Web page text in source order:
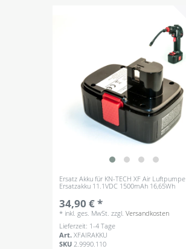
Ersatz Akku für KN-TECH XF Air Luftpumpe
Ersatzakku 11.1VDC 1500mAh 16,65Wh
34,90 € *
* inkl. ges. MwSt. zzgl.Versandkosten
Lieferzeit: 1-4 Tage
Art.XFAIRAKKU
SKU 2.9990.110